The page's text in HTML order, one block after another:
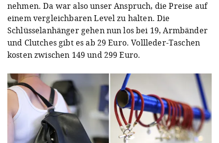
nehmen. Da war also unser Anspruch, die Preise auf
einem vergleichbaren Level zu halten. Die
Schlüsselanhänger gehen nun los bei 19, Armbänder
und Clutches gibt es ab 29 Euro. Vollleder-Taschen
kosten zwischen 149 und 299 Euro.